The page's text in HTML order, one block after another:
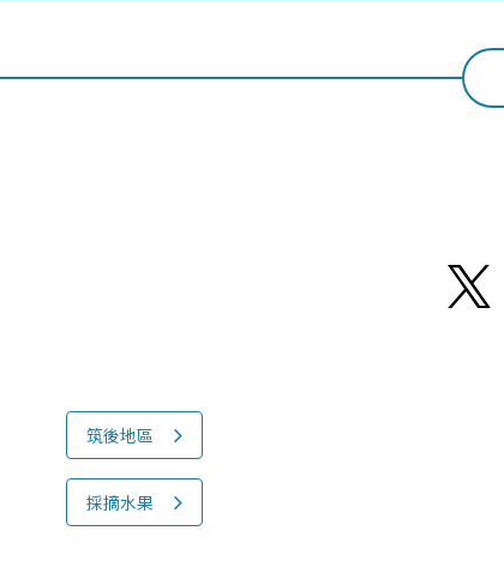
筑後地區
採摘水果